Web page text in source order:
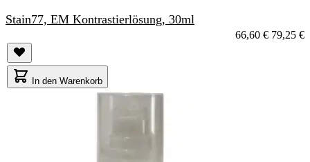
Stain77, EM Kontrastierlösung, 30ml
66,60 € 79,25 €
In den Warenkorb